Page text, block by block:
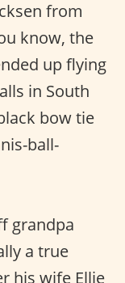
from
know, the
up flying
in South
bow tie
ball-
grandpa
a true
his wife Ellie